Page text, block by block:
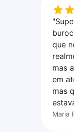
que
mas
em
mas
Maria